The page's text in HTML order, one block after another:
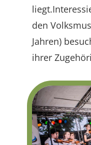
den
Jahren)
ihrer